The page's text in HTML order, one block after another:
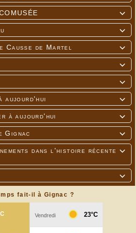



de Martel



aujourd'hui

à aujourd'hui

Gignac

dans l'histoire récente

fait-il à Gignac ?